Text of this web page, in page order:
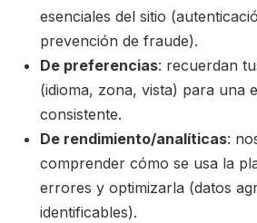
esenciales del sitio
prevención de fraude).
De preferencias: recuerdan
(idioma, zona, vista) para una
consistente.
De rendimiento/analíticas:
comprender cómo se usa la
errores y optimizarla (datos
identificables).